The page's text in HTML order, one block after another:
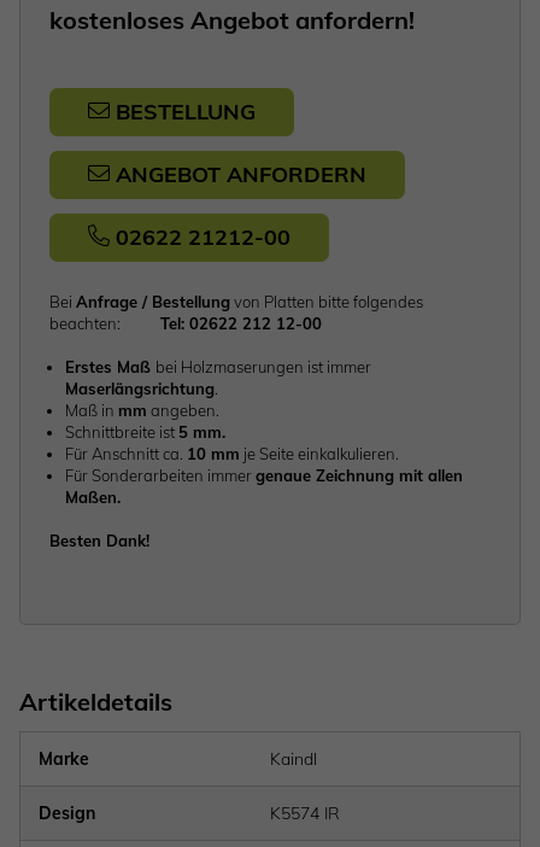
kostenloses Angebot anfordern!
BESTELLUNG
ANGEBOT ANFORDERN
02622 21212-00
Bei Anfrage / Bestellung von Platten bitte folgendes
beachten: Tel: 02622 212 12-00
Erstes Maß bei Holzmaserungen ist immer
Maserlängsrichtung.
Maß in mm angeben.
Schnittbreite ist 5 mm.
Für Anschnitt ca. 10 mm je Seite einkalkulieren.
Für Sonderarbeiten immergenaue Zeichnung mit allen
Maßen.
Besten Dank!
Artikeldetails
Marke Kaindl
Design K5574 IR